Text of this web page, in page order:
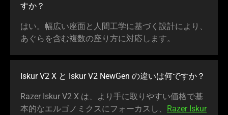
すか ？
はい。幅広い座面と人間工学に基づく設計により、
あぐらを含む複数の座り方に対応し ます。
Iskur V2 X と Iskur V2 NewGen の違いは何ですか ？
Razer Iskur V2 X は、より手に取りやすい価格で基
本的なエルゴノミクスにフォーカスし、 Razer Iskur